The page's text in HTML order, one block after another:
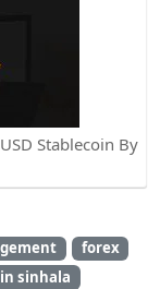
Stablecoin By
forex
sinhala